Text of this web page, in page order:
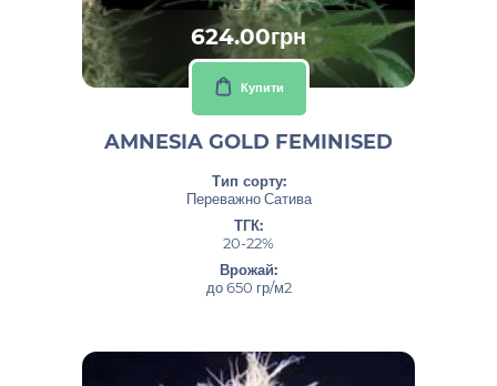
624.00грн
Купити
AMNESIA GOLD FEMINISED
Тип сорту:
Переважно Сатива
ТГК:
20-22%
Врожай:
до 650 гр/м2